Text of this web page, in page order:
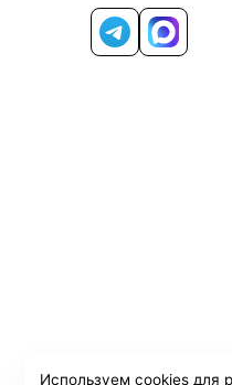
Telegram
MAX
Используем cookies для